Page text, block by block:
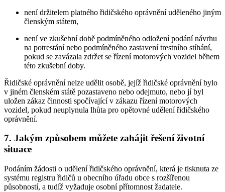
není držitelem platného řidičského oprávnění uděleného jiným
členským státem,
není ve zkušební době podmíněného odložení podání návrhu
na potrestání nebo podmíněného zastavení trestního stíhání,
pokud se zavázala zdržet se řízení motorových vozidel během
této zkušební doby.
Řidičské oprávnění nelze udělit osobě, jejíž řidičské oprávnění bylo
v jiném členském státě pozastaveno nebo odejmuto, nebo jí byl
uložen zákaz činnosti spočívající v zákazu řízení motorových
vozidel, pokud neuplynula lhůta pro opětovné udělení řidičského
oprávnění.
7. Jakým způsobem můžete zahájit řešení životní
situace
Podáním žádosti o udělení řidičského oprávnění, která je tisknuta ze
systému registru řidičů u obecního úřadu obce s rozšířenou
působností, a tudíž vyžaduje osobní přítomnost žadatele.